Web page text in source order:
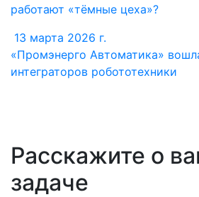
работают «тёмные цеха»?
13 марта 2026 г.
«Промэнерго Автоматика»
интеграторов робототехники
Расскажите о
задаче